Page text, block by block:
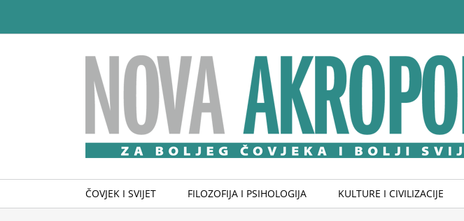
content
ČOVJEK I SVIJET FILOZOFIJA I PSIHOLOGIJA KULTURE I CIVILIZACIJE